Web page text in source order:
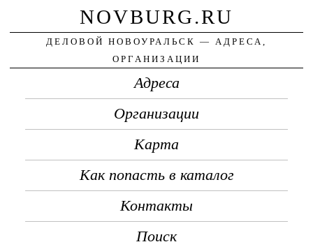
NOVBURG.RU
ДЕЛОВОЙ НОВОУРАЛЬСК — АДРЕСА,
ОРГАНИЗАЦИИ
Адреса
Организации
Карта
Как попасть в каталог
Контакты
Поиск